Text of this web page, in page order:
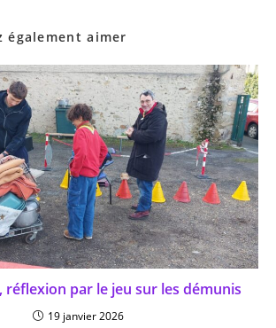
également aimer
réflexion par le jeu sur les démunis
19 janvier 2026